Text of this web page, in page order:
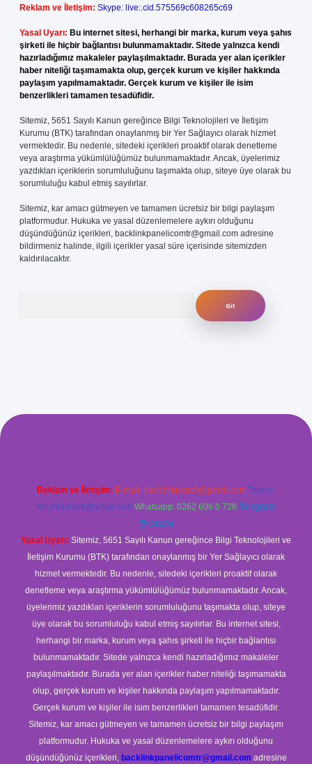
Reklam ve İletişim: Skype: live:.cid.575569c608265c69
Yasal Uyarı: Bu internet sitesi, herhangi bir marka, kurum veya şahıs
şirketi ile hiçbir bağlantısı bulunmamaktadır. Sitede yalnızca kendi
hazırladığımız makaleler paylaşılmaktadır. Burada yer alan içerikler
haber niteliği taşımamakta olup, gerçek kurum ve kişiler hakkında
paylaşım yapılmamaktadır. Gerçek kurum ve kişiler ile isim
benzerlikleri tamamen tesadüfidir.
Sitemiz, 5651 Sayılı Kanun gereğince Bilgi Teknolojileri ve İletişim
Kurumu (BTK) tarafından onaylanmış bir Yer Sağlayıcı olarak hizmet
vermektedir. Bu nedenle, sitedeki içerikleri proaktif olarak denetleme
veya araştırma yükümlülüğümüz bulunmamaktadır. Ancak, üyelerimiz
yazdıkları içeriklerin sorumluluğunu taşımakta olup, siteye üye olarak bu
sorumluluğu kabul etmiş sayılırlar.
Sitemiz, kar amacı gütmeyen ve tamamen ücretsiz bir bilgi paylaşım
platformudur. Hukuka ve yasal düzenlemelere aykırı olduğunu
düşündüğünüz içerikleri, backlinkpanelicomtr@gmail.com adresine
bildirmeniz halinde, ilgili içerikler yasal süre içerisinde sitemizden
kaldırılacaktır.
Reklam ve İletişim: E-mail: backlinkpaneli@gmail.com Teams:
forumhizmeti@gmail.com Whatsapp: 0262 606 0 726 Telegram:
@karabul
Yasal Uyarı: Sitemiz, 5651 Sayılı Kanun gereğince Bilgi Teknolojileri ve
İletişim Kurumu (BTK) tarafından onaylanmış bir Yer Sağlayıcı olarak
hizmet vermektedir. Bu nedenle, sitedeki içerikleri proaktif olarak
denetleme veya araştırma yükümlülüğümüz bulunmamaktadır. Ancak,
üyelerimiz yazdıkları içeriklerin sorumluluğunu taşımakta olup, siteye
üye olarak bu sorumluluğu kabul etmiş sayılırlar. Bu internet sitesi,
herhangi bir marka, kurum veya şahıs şirketi ile hiçbir bağlantısı
bulunmamaktadır. Sitede yalnızca kendi hazırladığımız makaleler
paylaşılmaktadır. Burada yer alan içerikler haber niteliği taşımamakta
olup, gerçek kurum ve kişiler hakkında paylaşım yapılmamaktadır.
Gerçek kurum ve kişiler ile isim benzerlikleri tamamen tesadüfidir.
Sitemiz, kar amacı gütmeyen ve tamamen ücretsiz bir bilgi paylaşım
platformudur. Hukuka ve yasal düzenlemelere aykırı olduğunu
düşündüğünüz içerikleri, backlinkpanelicomtr@gmail.com adresine